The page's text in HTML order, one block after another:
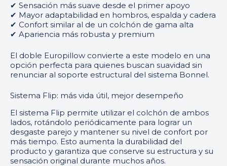
✔ Sensación más suave desde el primer apoyo
✔ Mayor adaptabilidad en hombros, espalda y cadera
✔ Confort similar al de un colchón de gama alta
✔ Apariencia más robusta y premium
El doble Europillow convierte a este modelo en una
opción perfecta para quienes buscan suavidad sin
renunciar al soporte estructural del sistema Bonnel.
Sistema Flip: más vida útil, mejor desempeño
El sistema Flip permite utilizar el colchón de ambos
lados, rotándolo periódicamente para lograr un
desgaste parejo y mantener su nivel de confort por
más tiempo. Esto aumenta la durabilidad del
producto y garantiza que conserve su estructura y su
sensación original durante muchos años.